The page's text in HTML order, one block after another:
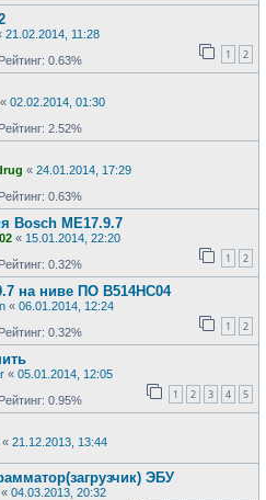
21.02.2014, 11:28
1 2
0.63%
« 02.02.2014, 01:30
2.52%
« 24.01.2014, 17:29
0.63%
Bosch ME17.9.7
« 15.01.2014, 22:20
1 2
0.32%
на ниве ПО B514HC04
« 06.01.2014, 12:24
1 2
0.32%
« 05.01.2014, 12:05
1 2 3 4 5
0.95%
« 21.12.2013, 13:44
ЭБУ
« 04.03.2013, 20:32